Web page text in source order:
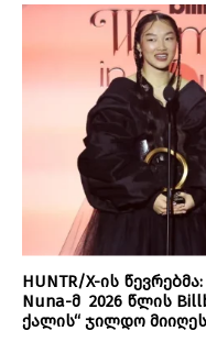
HUNTR/X-ის
Nuna-მ 2026 წლის
ქალის“ ჯილდო მიიღეს